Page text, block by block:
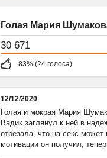
Голая Мария
30 671
83% (24 голоса)
12/12/2020
Голая и мокрая Мария
Вадик заглянул к ней в
отрезала, что на секс
мотивации он получил,